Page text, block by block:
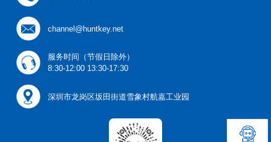
channel@huntkey.net
服务时间（节假日除外）
8:30-12:00 13:30-17:30
深圳市龙岗区坂田街道雪象村航嘉工业园